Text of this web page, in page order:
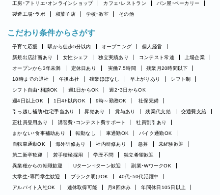
工房・アトリエ・オンラインショップ
カフェ・レストラン
パン屋・ベーカリー
製造工場・ラボ
和菓子店 学校・教室 その他
こだわり条件からさがす
子育て応援 駅から徒歩5分以内 オープニング
個人経営
新規出店計画あり
女性シェフ 独立実績あり コンテスト常連
上場企業
オープンから3年未満
定休日あり 実働7.5時間
残業月20時間以下
18時までの退社
午後出社 残業ほぼなし 早上がりあり
シフト制
シフト自由・相談OK
週1日からOK
週2・3日からOK
週4日以上OK
1日4h以内OK 9時～勤務OK
社保完備
引っ越し補助/住宅手当あり
昇給あり 賞与あり 残業代支給
交通費支給
正社員登用あり
講習費・コンテスト費サポート
社員割引あり
まかない・食事補助あり
転勤なし 車通勤OK
バイク通勤OK
自転車通勤OK
海外研修あり 社内研修あり 急募
未経験歓迎
第二新卒歓迎
若手積極採用 学歴不問
独立希望歓迎
異業種からの転職歓迎
Uターン・Iターン歓迎
副業・WワークOK
大学生・専門学生歓迎
ブランク明けOK
40代・50代活躍中
アルバイト入社OK
連休取得可能 月8回休み
年間休日105日以上